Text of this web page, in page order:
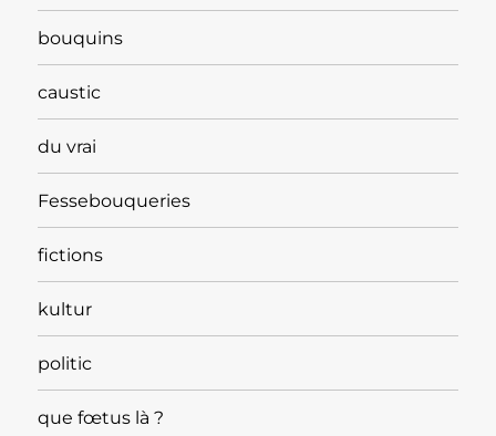
bouquins
caustic
du vrai
Fessebouqueries
fictions
kultur
politic
que fœtus là ?